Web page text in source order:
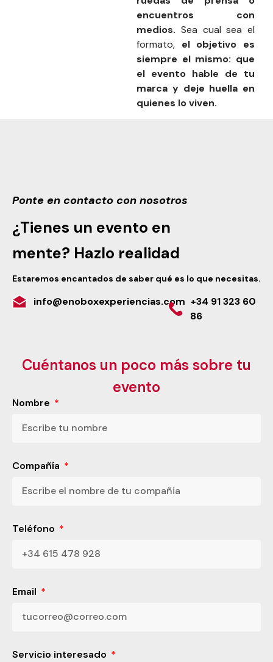
encuentros con
medios. Sea cual sea el
formato, el objetivo es
siempre el mismo: que
el evento hable de tu
marca y deje huella en
quienes lo viven.
Ponte en contacto con nosotros
¿Tienes un evento en
mente? Hazlo realidad
Estaremos encantados de saber qué es lo que necesitas.
info@enoboxexperiencias.com +34 91 323 60
86
Cuéntanos un poco más sobre tu
evento
Nombre
Compañía
Teléfono
Email
Servicio interesado